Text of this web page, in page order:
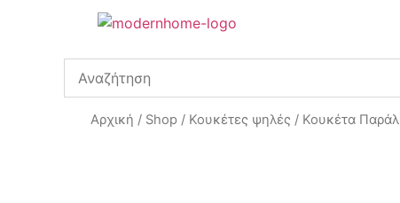
Αρχική / Shop / Κουκέτες ψηλές / Κουκέτα